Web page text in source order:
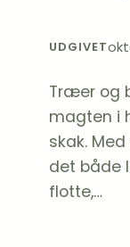
UDGIVET
Træer og
magten i
skak.
det både
flotte,…